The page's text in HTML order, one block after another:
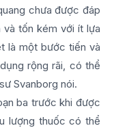
chưa được đáp
và tốn kém với ít lựa
là một bước tiến và
rộng rãi, có thể
Svanborg nói.
ba trước khi được
lượng thuốc có thể